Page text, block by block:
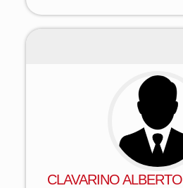
CLAVARINO ALBERTO